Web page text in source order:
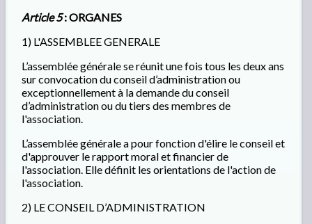
Article 5: ORGANES
1) L'ASSEMBLEE GENERALE
L’assemblée générale se réunit une fois tous les deux ans
sur convocation du conseil d’administration ou
exceptionnellement à la demande du conseil
d’administration ou du tiers des membres de
l'association.
L’assemblée générale a pour fonction d'élire le conseil et
d'approuver le rapport moral et financier de
l'association. Elle définit les orientations de l'action de
l'association.
2) LE CONSEIL D’ADMINISTRATION